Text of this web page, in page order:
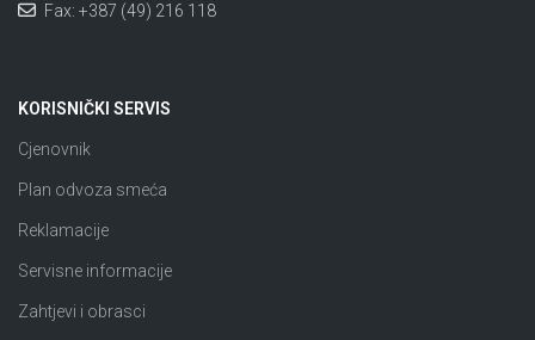
Fax: +387 (49) 216 118
KORISNIČKI SERVIS
Cjenovnik
Plan odvoza smeća
Reklamacije
Servisne informacije
Zahtjevi i obrasci